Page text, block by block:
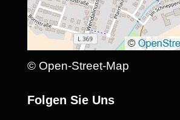
© Open-Street-Map
Folgen Sie Uns